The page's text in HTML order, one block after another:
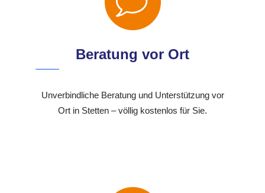
Beratung vor Ort
Unverbindliche Beratung und Unterstützung vor
Ort in Stetten – völlig kostenlos für Sie.